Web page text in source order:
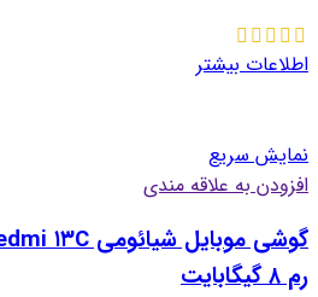
اطلاعات بیشتر
نمایش سریع
افزودن به علاقه مندی
رم ۸ گیگابایت